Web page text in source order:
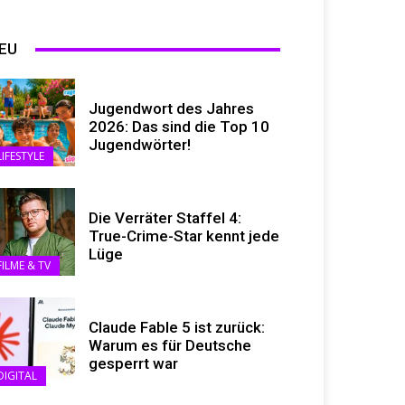
Jugendwort des Jahres
2026: Das sind die Top 10
Jugendwörter!
& TV
Die Verräter Staffel 4:
True-Crime-Star kennt jede
Lüge
Claude Fable 5 ist zurück:
Warum es für Deutsche
gesperrt war